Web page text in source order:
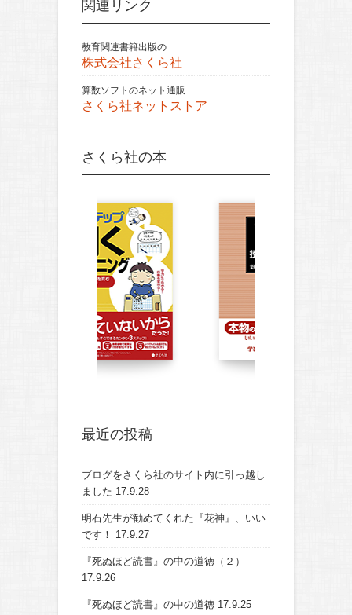
関連リンク
教育関連書籍出版の
株式会社さくら社
算数ソフトのネット通販
さくら社ネットストア
さくら社の本
最近の投稿
ブログをさくら社のサイト内に引っ越し
ました 17.9.28
明石先生が勧めてくれた『花神』、いい
です！
17.9.27
『死ぬほど読書』の中の道徳（２）
17.9.26
『死ぬほど読書』の中の道徳 17.9.25